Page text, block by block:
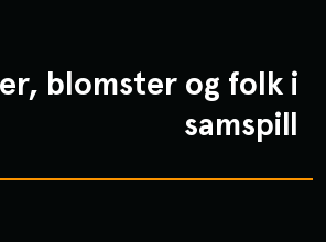
blomster og folk i
samspill